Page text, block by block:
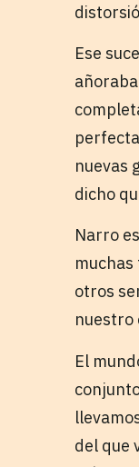
Ese
nuevas
dicho
Narro
otros
nuestro
El
del que